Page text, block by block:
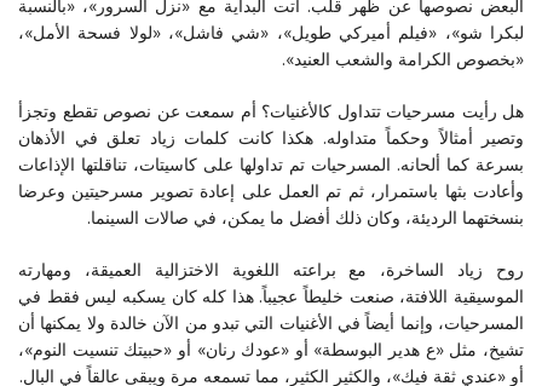
البعض نصوصها عن ظهر قلب. أتت البداية مع «نزل السرور»، «بالنسبة
لبكرا شو»، «فيلم أميركي طويل»، «شي فاشل»، «لولا فسحة الأمل»،
«بخصوص الكرامة والشعب العنيد».
هل رأيت مسرحيات تتداول كالأغنيات؟ أم سمعت عن نصوص تقطع وتجزأ
وتصير أمثالاً وحكماً متداوله. هكذا كانت كلمات زياد تعلق في الأذهان
بسرعة كما ألحانه. المسرحيات تم تداولها على كاسيتات، تناقلتها الإذاعات
وأعادت بثها باستمرار، ثم تم العمل على إعادة تصوير مسرحيتين وعرضا
بنسختهما الرديئة، وكان ذلك أفضل ما يمكن، في صالات السينما.
روح زياد الساخرة، مع براعته اللغوية الاختزالية العميقة، ومهارته
الموسيقية اللافتة، صنعت خليطاً عجيباً. هذا كله كان يسكبه ليس فقط في
المسرحيات، وإنما أيضاً في الأغنيات التي تبدو من الآن خالدة ولا يمكنها أن
تشيخ، مثل «ع هدير البوسطة» أو «عودك رنان» أو «حبيتك تنسيت النوم»،
أو «عندي ثقة فيك»، والكثير الكثير، مما تسمعه مرة ويبقى عالقاً في البال.